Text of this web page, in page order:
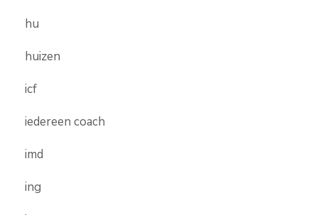
hu
huizen
icf
iedereen coach
imd
ing